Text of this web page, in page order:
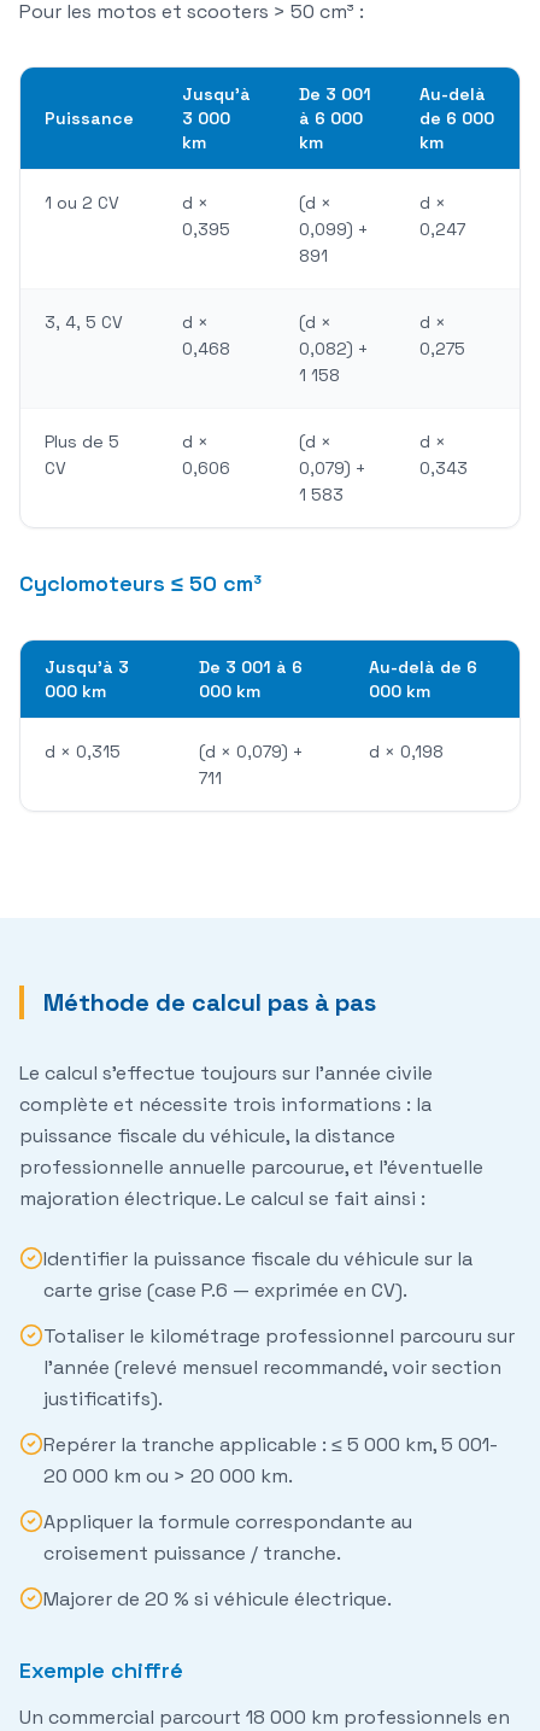
Pour les motos et scooters > 50 cm³ :
Puissance
Jusqu'à
3 000
km
De 3 001
à 6 000
km
Au-delà
de 6 000
km
1 ou 2 CV
d ×
0,395
(d ×
0,099) +
891
d ×
0,247
3, 4, 5 CV
d ×
0,468
(d ×
0,082) +
1 158
d ×
0,275
Plus de 5
CV
d ×
0,606
(d ×
0,079) +
1 583
d ×
0,343
Cyclomoteurs ≤ 50 cm³
Jusqu'à 3
000 km
De 3 001 à 6
000 km
Au-delà de 6
000 km
d × 0,315
(d × 0,079) +
711
d × 0,198
Méthode de calcul pas à pas
Le calcul s'effectue toujours sur l'année civile
complète et nécessite trois informations : la
puissance fiscale du véhicule, la distance
professionnelle annuelle parcourue, et l'éventuelle
majoration électrique. Le calcul se fait ainsi :
Identifier la puissance fiscale du véhicule sur la
carte grise (case P.6 — exprimée en CV).
Totaliser le kilométrage professionnel parcouru sur
l'année (relevé mensuel recommandé, voir section
justificatifs).
Repérer la tranche applicable : ≤ 5 000 km, 5 001-
20 000 km ou > 20 000 km.
Appliquer la formule correspondante au
croisement puissance / tranche.
Majorer de 20 % si véhicule électrique.
Exemple chiffré
Un commercial parcourt 18 000 km professionnels en